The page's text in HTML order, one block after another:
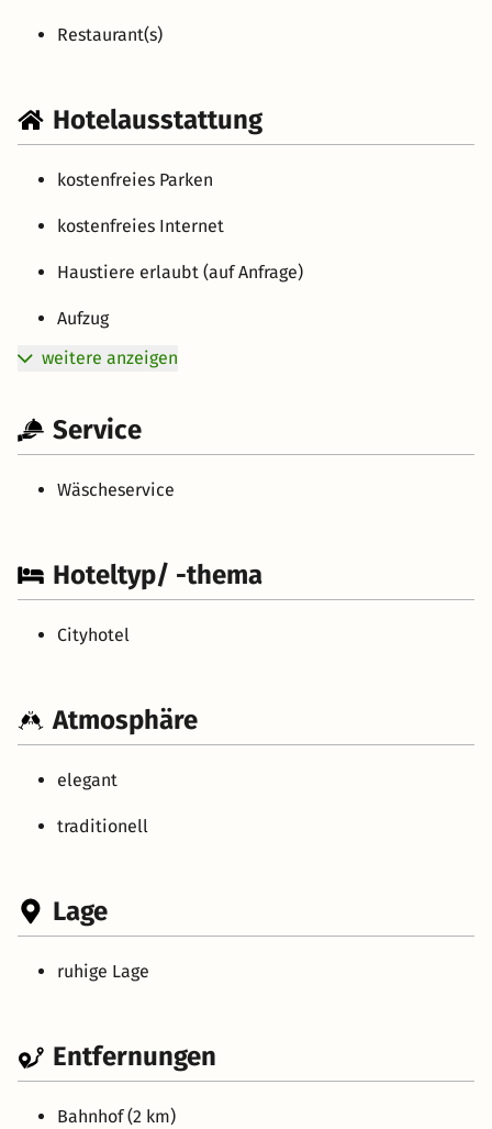
Restaurant(s)
Hotelausstattung
kostenfreies Parken
kostenfreies Internet
Haustiere erlaubt (auf Anfrage)
Aufzug
weitere anzeigen
Service
Wäscheservice
Hoteltyp/ -thema
Cityhotel
Atmosphäre
elegant
traditionell
Lage
ruhige Lage
Entfernungen
Bahnhof (2 km)